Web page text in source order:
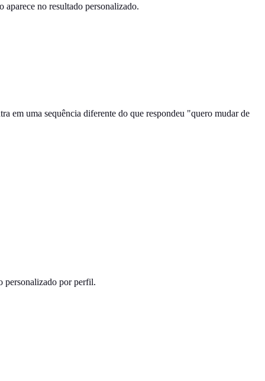
no resultado personalizado.
em uma sequência diferente do que respondeu "quero mudar de
personalizado por perfil.